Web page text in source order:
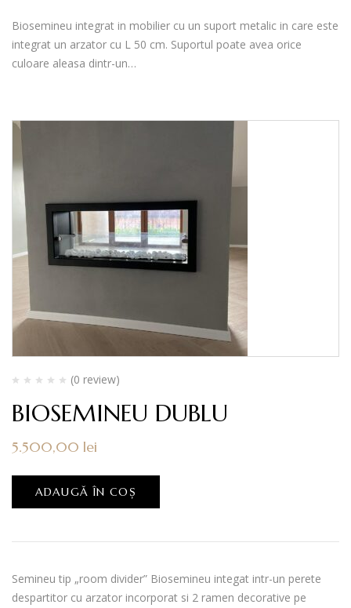
Biosemineu integrat in mobilier cu un suport metalic in care este
integrat un arzator cu L 50 cm. Suportul poate avea orice
culoare aleasa dintr-un…
(0 review)
BIOSEMINEU DUBLU
5.500,00 lei
ADAUGĂ ÎN COȘ
Semineu tip „room divider” Biosemineu integat intr-un perete
despartitor cu arzator incorporat si 2 ramen decorative pe